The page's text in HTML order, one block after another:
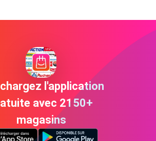
l'application
avec 2150+
magasins